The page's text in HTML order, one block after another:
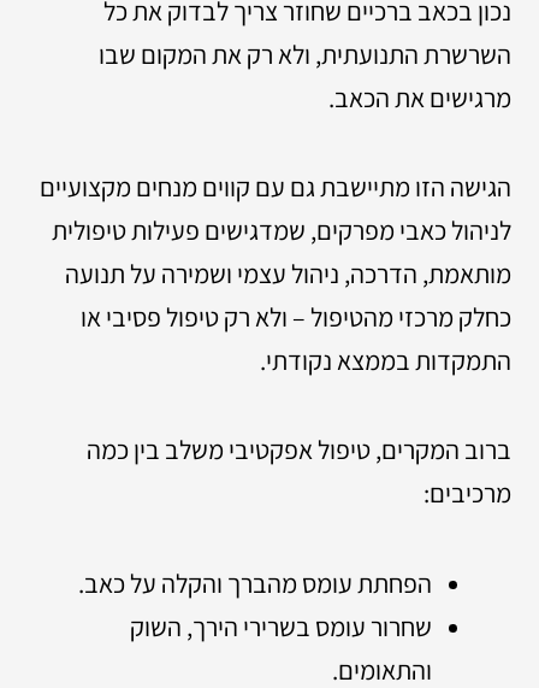
נכון בכאב ברכיים שחוזר צריך לבדוק את כל
השרשרת התנועתית, ולא רק את המקום שבו
מרגישים את הכאב.
הגישה הזו מתיישבת גם עם קווים מנחים מקצועיים
לניהול כאבי מפרקים, שמדגישים פעילות טיפולית
מותאמת, הדרכה, ניהול עצמי ושמירה על תנועה
כחלק מרכזי מהטיפול – ולא רק טיפול פסיבי או
התמקדות בממצא נקודתי.
ברוב המקרים, טיפול אפקטיבי משלב בין כמה
מרכיבים:
הפחתת עומס מהברך והקלה על כאב.
שחרור עומס בשרירי הירך, השוק
והתאומים.